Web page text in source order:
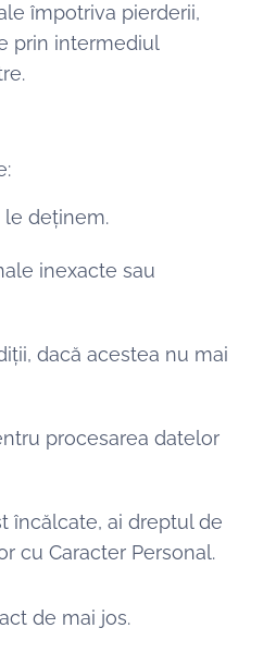
împotriva pierderii,
prin intermediul
le deținem.
inexacte sau
dacă acestea nu mai
procesarea datelor
încălcate, ai dreptul de
cu Caracter Personal.
de mai jos.